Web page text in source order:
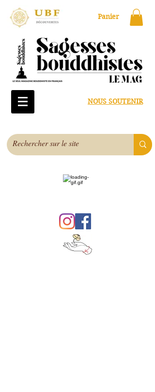
Panier
NOUS SOUTENIR